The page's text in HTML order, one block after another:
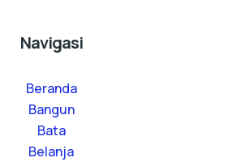
Navigasi
Beranda
Bangun
Bata
Belanja